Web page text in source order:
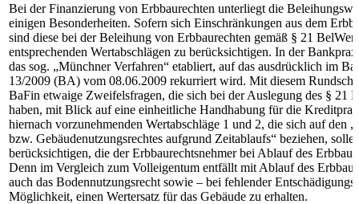
Bei der Finanzierung von Erbbaurechten unterliegt die
einigen Besonderheiten. Sofern sich Einschränkungen aus dem
sind diese bei der Beleihung von Erbbaurechten gemäß § 21
entsprechenden Wertabschlägen zu berücksichtigen. In der
das sog. „Münchner Verfahren“ etabliert, auf das ausdrücklich im
13/2009 (BA) vom 08.06.2009 rekurriert wird. Mit diesem
BaFin etwaige Zweifelsfragen, die sich bei der Auslegung des § 21
haben, mit Blick auf eine einheitliche Handhabung für die
hiernach vorzunehmenden Wertabschläge 1 und 2, die sich auf den
bzw. Gebäudenutzungsrechtes aufgrund Zeitablaufs“ beziehen,
berücksichtigen, die der Erbbaurechtsnehmer bei Ablauf des
Denn im Vergleich zum Volleigentum entfällt mit Ablauf des
auch das Bodennutzungsrecht sowie – bei fehlender
Möglichkeit, einen Wertersatz für das Gebäude zu erhalten.